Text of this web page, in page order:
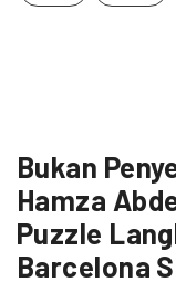
Bukan
Hamza
Puzzle
Barcelona